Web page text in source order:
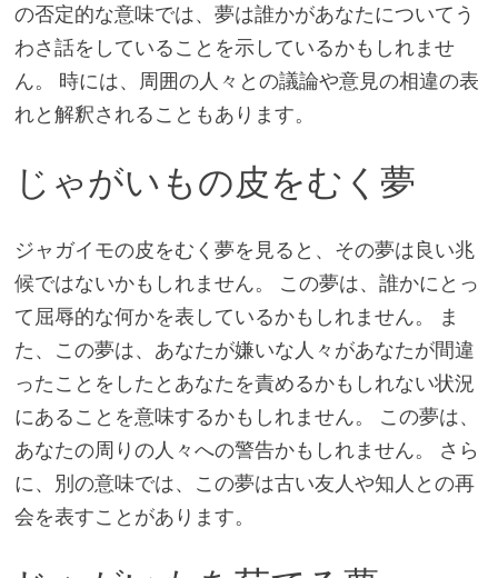
の否定的な意味では、夢は誰かがあなたについてう
わさ話をしていることを示しているかもしれませ
ん。 時には、周囲の人々との議論や意見の相違の表
れと解釈されることもあります。
じゃがいもの皮をむく夢
ジャガイモの皮をむく夢を見ると、その夢は良い兆
候ではないかもしれません。 この夢は、誰かにとっ
て屈辱的な何かを表しているかもしれません。 ま
た、この夢は、あなたが嫌いな人々があなたが間違
ったことをしたとあなたを責めるかもしれない状況
にあることを意味するかもしれません。 この夢は、
あなたの周りの人々への警告かもしれません。 さら
に、別の意味では、この夢は古い友人や知人との再
会を表すことがあります。